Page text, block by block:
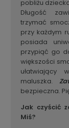
pobliżu
Długość
trzymać
przy każdym
posiada
przypiąć go
większości
ułatwiający
maluszka.
bezpieczna.
Jak czyścić
Miś?